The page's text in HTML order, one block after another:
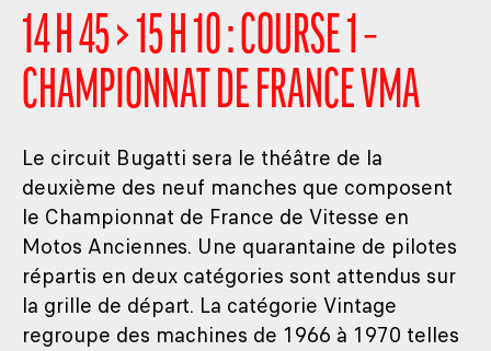
14 H 45 > 15 H 10 : COURSE 1 –
CHAMPIONNAT DE FRANCE VMA
Le circuit Bugatti sera le théâtre de la
deuxième des neuf manches que composent
le Championnat de France de Vitesse en
Motos Anciennes. Une quarantaine de pilotes
répartis en deux catégories sont attendus sur
la grille de départ. La catégorie Vintage
regroupe des machines de 1966 à 1970 telles